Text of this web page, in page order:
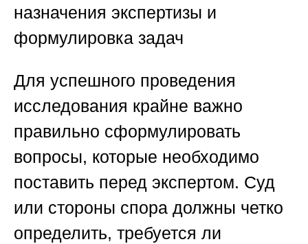
назначения экспертизы и
формулировка задач
Для успешного проведения
исследования крайне важно
правильно сформулировать
вопросы, которые необходимо
поставить перед экспертом. Суд
или стороны спора должны четко
определить, требуется ли